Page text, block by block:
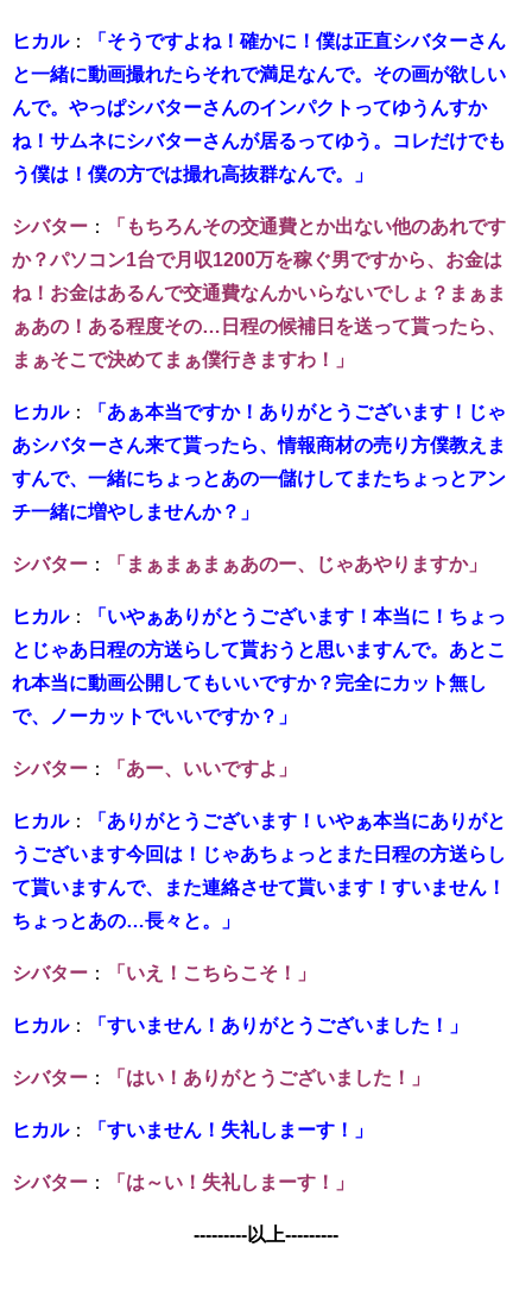
ヒカル：
「そうですよね！確かに！僕は正直シバターさん
と一緒に動画撮れたらそれで満足なんで。その画が欲しい
んで。やっぱシバターさんのインパクトってゆうんすか
ね！サムネにシバターさんが居るってゆう。コレだけでも
う僕は！僕の方では撮れ高抜群なんで。
」
シバター ：
「もちろんその交通費とか出ない他のあれです
か？パソコン1台で月収1200万を稼ぐ男ですから、お金は
ね！お金はあるんで交通費なんかいらないでしょ？まぁま
ぁあの！ある程度その…日程の候補日を送って貰ったら、
まぁそこで決めてまぁ僕行きますわ！」
ヒカル：
「あぁ本当ですか！ありがとうございます！じゃ
あシバターさん来て貰ったら、情報商材の売り方僕教えま
すんで、一緒にちょっとあの一儲けしてまたちょっとアン
チ一緒に増やしませんか？」
シバター ： 「まぁまぁまぁあのー、じゃあやりますか」
ヒカル：
「いやぁありがとうございます！本当に！ちょっ
とじゃあ日程の方送らして貰おうと思いますんで。あとこ
れ本当に動画公開してもいいですか？完全にカット無し
で、ノーカットでいいですか？」
シバター ： 「あー、いいですよ」
ヒカル：
「ありがとうございます！いやぁ本当にありがと
うございます今回は！じゃあちょっとまた日程の方送らし
て貰いますんで、また連絡させて貰います！すいません！
ちょっとあの…長々と。」
シバター ： 「いえ！こちらこそ！」
ヒカル： 「すいません！ありがとうございました！」
シバター ： 「はい！ありがとうございました！」
ヒカル： 「すいません！失礼しまーす！」
シバター ： 「は～い！失礼しまーす！」
---------以上---------